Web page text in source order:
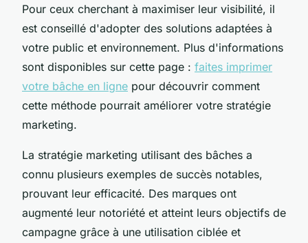
Pour ceux cherchant à maximiser leur visibilité, il
est conseillé d'adopter des solutions adaptées à
votre public et environnement. Plus d'informations
sont disponibles sur cette page : faites imprimer
votre bâche en ligne pour découvrir comment
cette méthode pourrait améliorer votre stratégie
marketing.
La stratégie marketing utilisant des bâches a
connu plusieurs exemples de succès notables,
prouvant leur efficacité. Des marques ont
augmenté leur notoriété et atteint leurs objectifs de
campagne grâce à une utilisation ciblée et